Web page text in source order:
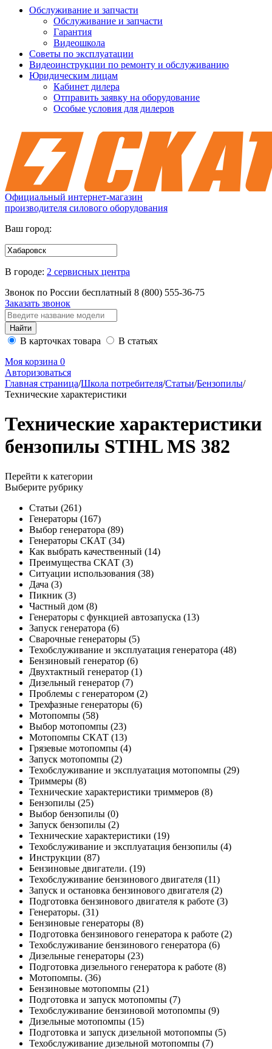
Обслуживание и запчасти
Обслуживание и запчасти
Гарантия
Видеошкола
Советы по эксплуатации
Видеоинструкции по ремонту и обслуживанию
Юридическим лицам
Кабинет дилера
Отправить заявку на оборудование
Особые условия для дилеров
Официальный интернет-магазин
производителя силового оборудования
Ваш город:
В городе: 2 сервисных центра
Звонок по России бесплатный 8 (800) 555-36-75
Заказать звонок
В карточках товара
В статьях
Моя корзина 0
Авторизоваться
Главная страница/Школа потребителя/Статьи/Бензопилы/
Технические характеристики
Технические характеристики
бензопилы STIHL MS 382
Перейти к категории
Выберите рубрику
Статьи (261)
Генераторы (167)
Выбор генератора (89)
Генераторы СКАТ (34)
Как выбрать качественный (14)
Преимущества СКАТ (3)
Ситуации использования (38)
Дача (3)
Пикник (3)
Частный дом (8)
Генераторы с функцией автозапуска (13)
Запуск генератора (6)
Сварочные генераторы (5)
Техобслуживание и эксплуатация генератора (48)
Бензиновый генератор (6)
Двухтактный генератор (1)
Дизельный генератор (7)
Проблемы с генератором (2)
Трехфазные генераторы (6)
Мотопомпы (58)
Выбор мотопомпы (23)
Мотопомпы СКАТ (13)
Грязевые мотопомпы (4)
Запуск мотопомпы (2)
Техобслуживание и эксплуатация мотопомпы (29)
Триммеры (8)
Технические характеристики триммеров (8)
Бензопилы (25)
Выбор бензопилы (0)
Запуск бензопилы (2)
Технические характеристики (19)
Техобслуживание и эксплуатация бензопилы (4)
Инструкции (87)
Бензиновые двигатели. (19)
Техобслуживание бензинового двигателя (11)
Запуск и остановка бензинового двигателя (2)
Подготовка бензинового двигателя к работе (3)
Генераторы. (31)
Бензиновые генераторы (8)
Подготовка бензинового генератора к работе (2)
Техобслуживание бензинового генератора (6)
Дизельные генераторы (23)
Подготовка дизельного генератора к работе (8)
Мотопомпы. (36)
Бензиновые мотопомпы (21)
Подготовка и запуск мотопомпы (7)
Техобслуживание бензиновой мотопомпы (9)
Дизельные мотопомпы (15)
Подготовка и запуск дизельной мотопомпы (5)
Техобслуживание дизельной мотопомпы (7)